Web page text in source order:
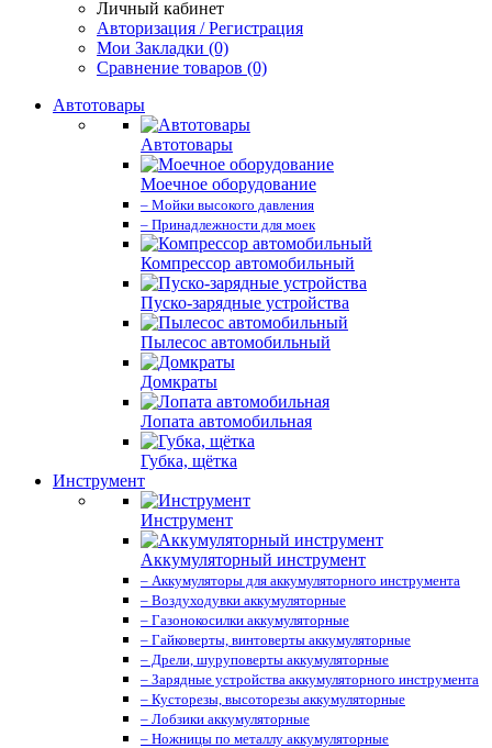
Личный кабинет
Авторизация / Регистрация
Мои Закладки (0)
Сравнение товаров (0)
Автотовары
Автотовары
Моечное оборудование
– Мойки высокого давления
– Принадлежности для моек
Компрессор автомобильный
Пуско-зарядные устройства
Пылесос автомобильный
Домкраты
Лопата автомобильная
Губка, щётка
Инструмент
Инструмент
Аккумуляторный инструмент
– Аккумуляторы для аккумуляторного инструмента
– Воздуходувки аккумуляторные
– Газонокосилки аккумуляторные
– Гайковерты, винтоверты аккумуляторные
– Дрели, шуруповерты аккумуляторные
– Зарядные устройства аккумуляторного инструмента
– Кусторезы, высоторезы аккумуляторные
– Лобзики аккумуляторные
– Ножницы по металлу аккумуляторные